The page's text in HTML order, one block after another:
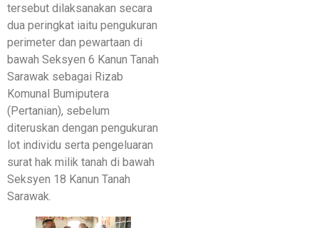
tersebut dilaksanakan secara
dua peringkat iaitu pengukuran
perimeter dan pewartaan di
bawah Seksyen 6 Kanun Tanah
Sarawak sebagai Rizab
Komunal Bumiputera
(Pertanian), sebelum
diteruskan dengan pengukuran
lot individu serta pengeluaran
surat hak milik tanah di bawah
Seksyen 18 Kanun Tanah
Sarawak.